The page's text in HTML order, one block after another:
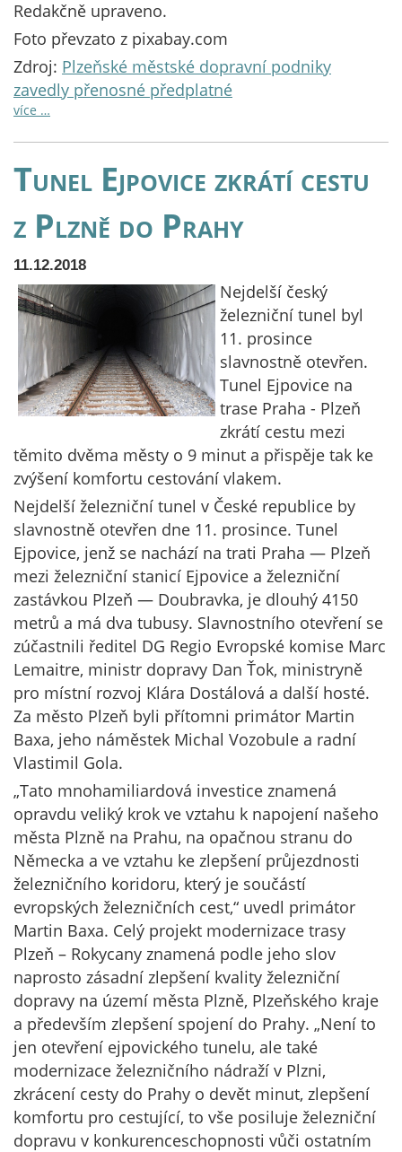
Redakčně upraveno.
Foto převzato z pixabay.com
Zdroj: Plzeňské městské dopravní podniky
zavedly přenosné předplatné
více …
Tunel Ejpovice zkrátí cestu
z Plzně do Prahy
11.12.2018
Nejdelší český
železniční tunel byl
11. prosince
slavnostně otevřen.
Tunel Ejpovice na
trase Praha - Plzeň
zkrátí cestu mezi
těmito dvěma městy o 9 minut a přispěje tak ke
zvýšení komfortu cestování vlakem.
Nejdelší železniční tunel v České republice by
slavnostně otevřen dne 11. prosince. Tunel
Ejpovice, jenž se nachází na trati Praha — Plzeň
mezi železniční stanicí Ejpovice a železniční
zastávkou Plzeň — Doubravka, je dlouhý 4150
metrů a má dva tubusy. Slavnostního otevření se
zúčastnili ředitel DG Regio Evropské komise Marc
Lemaitre, ministr dopravy Dan Ťok, ministryně
pro místní rozvoj Klára Dostálová a další hosté.
Za město Plzeň byli přítomni primátor Martin
Baxa, jeho náměstek Michal Vozobule a radní
Vlastimil Gola.
„Tato mnohamiliardová investice znamená
opravdu veliký krok ve vztahu k napojení našeho
města Plzně na Prahu, na opačnou stranu do
Německa a ve vztahu ke zlepšení průjezdnosti
železničního koridoru, který je součástí
evropských železničních cest,“ uvedl primátor
Martin Baxa. Celý projekt modernizace trasy
Plzeň – Rokycany znamená podle jeho slov
naprosto zásadní zlepšení kvality železniční
dopravy na území města Plzně, Plzeňského kraje
a především zlepšení spojení do Prahy. „Není to
jen otevření ejpovického tunelu, ale také
modernizace železničního nádraží v Plzni,
zkrácení cesty do Prahy o devět minut, zlepšení
komfortu pro cestující, to vše posiluje železniční
dopravu v konkurenceschopnosti vůči ostatním